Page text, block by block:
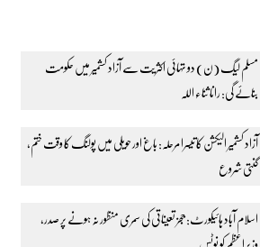
مسلم لیگ (ن) دو تہائی اکثریت سے آزاد کشمیر میں حکومت
بنائے گی: رانا ثناء اللہ
آزاد کشمیر الیکشن کا تیسرا مرحلہ: باغ اور حویلی میں پولنگ کا وقت ختم،
گنتی شروع
اسلام آباد ہائیکورٹ: ججز تعیناتی کی سمری منظور نہ ہونے پر صدر،